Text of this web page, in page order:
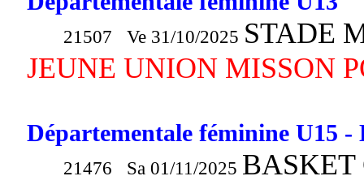
21507 Ve 31/10/2025 STADE
JEUNE UNION MISSON
Départementale féminine U15 -
21476 Sa 01/11/2025 BASKET